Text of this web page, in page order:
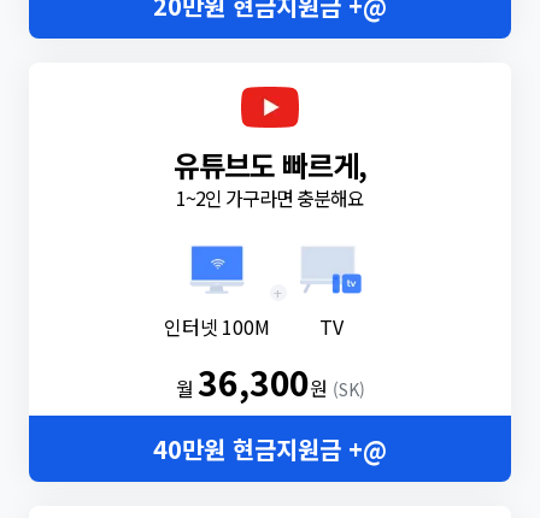
유튜브도 빠르게,
1~2인 가구라면 충분해요
인터넷 100M
+
TV
월36,300원 (SK)
40만원 현금지원금 +@